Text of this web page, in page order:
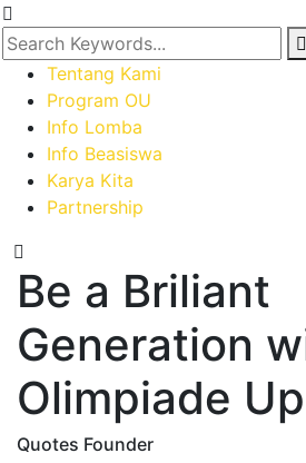
Tentang Kami
Program OU
Info Lomba
Info Beasiswa
Karya Kita
Partnership
Be a Briliant
Generation
Olimpiade
Quotes Founder